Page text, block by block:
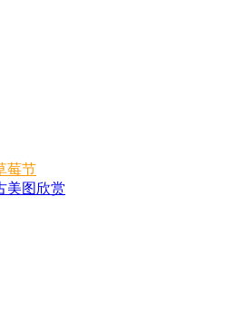
莓节
美图欣赏